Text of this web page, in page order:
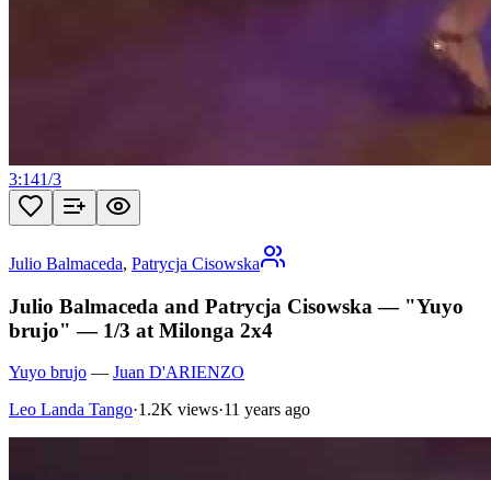
3:141/3
Julio Balmaceda, Patrycja Cisowska
Julio Balmaceda and Patrycja Cisowska — "Yuyo
brujo" — 1/3 at Milonga 2x4
Yuyo brujo — Juan D'ARIENZO
Leo Landa Tango·1.2K views·11 years ago